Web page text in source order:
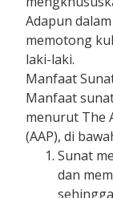
Adapun
memotong
laki-laki.
Manfaat
Manfaat
menurut The
(AAP), di
Sunat
dan